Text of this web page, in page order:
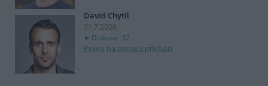
David Chytil
31.7.2026
Diskuse: 32
Právo na opravu přichází